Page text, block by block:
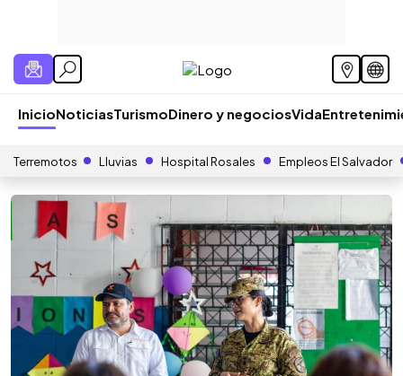
InicioNoticiasTurismoDinero y negociosVida
Terremotos Lluvias Hospital Rosales Empleos El Salvador